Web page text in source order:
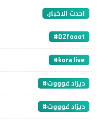
،احدث الاخبار
#DZfooot
#kora live
#ديزاد فوووت
#ديزاد فوووت